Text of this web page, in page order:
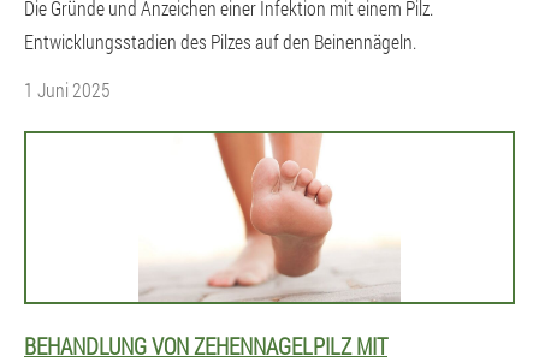
Die Gründe und Anzeichen einer Infektion mit einem Pilz.
Entwicklungsstadien des Pilzes auf den Beinennägeln.
1 Juni 2025
BEHANDLUNG VON ZEHENNAGELPILZ MIT